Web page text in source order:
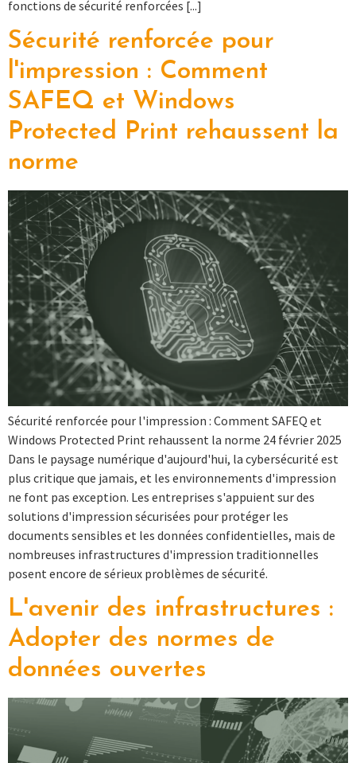
fonctions de sécurité renforcées [...]
Sécurité renforcée pour
l'impression : Comment
SAFEQ et Windows
Protected Print rehaussent la
norme
Sécurité renforcée pour l'impression : Comment SAFEQ et
Windows Protected Print rehaussent la norme 24 février 2025
Dans le paysage numérique d'aujourd'hui, la cybersécurité est
plus critique que jamais, et les environnements d'impression
ne font pas exception. Les entreprises s'appuient sur des
solutions d'impression sécurisées pour protéger les
documents sensibles et les données confidentielles, mais de
nombreuses infrastructures d'impression traditionnelles
posent encore de sérieux problèmes de sécurité.
L'avenir des infrastructures :
Adopter des normes de
données ouvertes